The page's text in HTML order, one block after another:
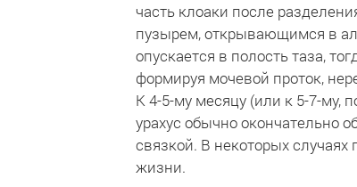
часть клоаки после
пузырем, открывающимся в
опускается в полость таза,
формируя мочевой проток,
К 4-5-му месяцу (или к 5-7-му,
урахус обычно окончательно
связкой. В некоторых случаях
жизни.